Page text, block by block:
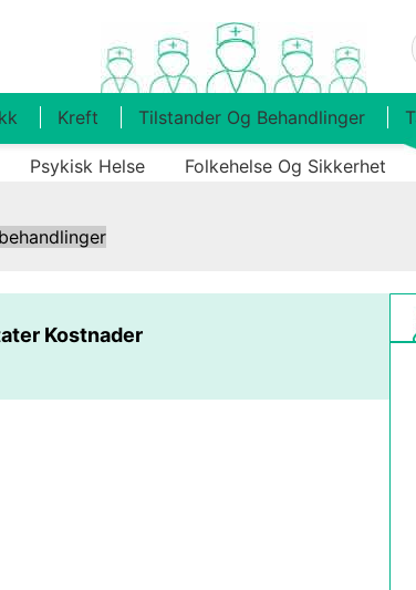
Kreft Tilstander Og Behandlinger
Psykisk Helse Folkehelse Og Sikkerhet
Kostnader